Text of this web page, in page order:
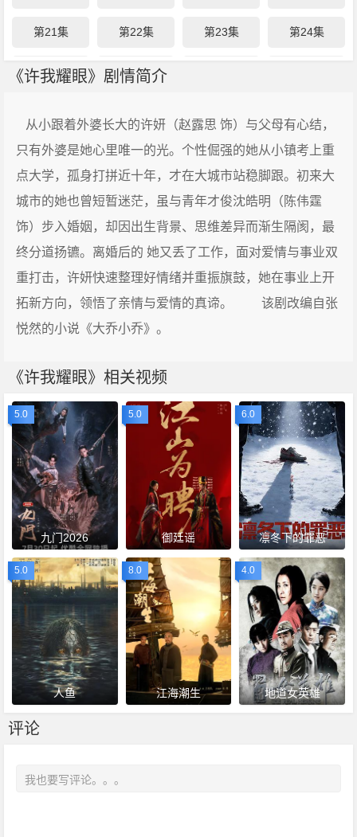
第21集 第22集 第23集 第24集
第25集 第26集
《许我耀眼》剧情简介
从小跟着外婆长大的许妍（赵露思 饰）与父母有心结，
只有外婆是她心里唯一的光。个性倔强的她从小镇考上重
点大学，孤身打拼近十年，才在大城市站稳脚跟。初来大
城市的她也曾短暂迷茫，虽与青年才俊沈皓明（陈伟霆
饰）步入婚姻，却因出生背景、思维差异而渐生隔阂，最
终分道扬镳。离婚后的 她又丢了工作，面对爱情与事业双
重打击，许妍快速整理好情绪并重振旗鼓，她在事业上开
拓新方向，领悟了亲情与爱情的真谛。 该剧改编自张
悦然的小说《大乔小乔》。
《许我耀眼》相关视频
5.0
九门2026
5.0
御廷谣
6.0
凛冬下的罪恶
5.0
人鱼
8.0
江海潮生
4.0
地道女英雄
评论